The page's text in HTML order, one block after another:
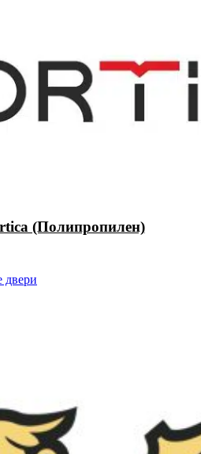
(Полипропилен)
двери